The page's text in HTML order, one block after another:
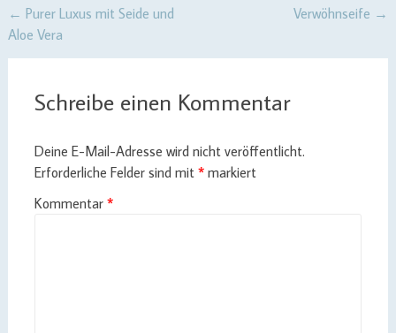
Post
navigation
← Purer Luxus mit Seide und
Aloe Vera
Verwöhnseife →
Schreibe einen Kommentar
Deine E-Mail-Adresse wird nicht veröffentlicht.
Erforderliche Felder sind mit *markiert
Kommentar *